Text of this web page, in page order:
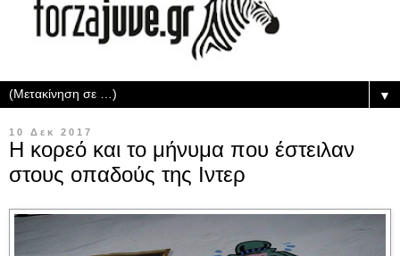
▼
10 Δεκ 2017
Η κορεό και το μήνυμα που έστειλαν
στους οπαδούς της Ιντερ